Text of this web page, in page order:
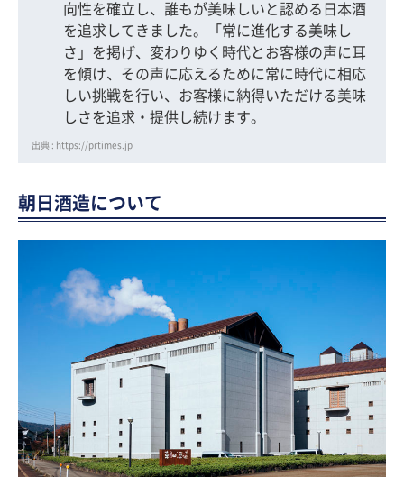
向性を確立し、誰もが美味しいと認める日本酒
を追求してきました。「常に進化する美味し
さ」を掲げ、変わりゆく時代とお客様の声に耳
を傾け、その声に応えるために常に時代に相応
しい挑戦を行い、お客様に納得いただける美味
しさを追求・提供し続けます。
出典 : https://prtimes.jp
朝日酒造について